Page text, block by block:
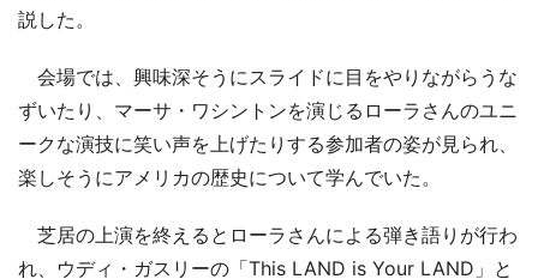
説した。
会場では、興味深そうにスライドに目をやりながらうな
ずいたり、マーサ・ワシントンを演じるローラさんのユニ
ークな演技に笑い声を上げたりする参加者の姿が見られ、
楽しそうにアメリカの歴史について学んでいた。
芝居の上演を終えるとローラさんによる弾き語りが行わ
れ、ウディ・ガスリーの「This LAND is Your LAND」と